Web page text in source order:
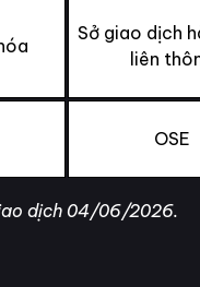
Sở giao dịch
liên
OSE
dịch 04/06/2026.